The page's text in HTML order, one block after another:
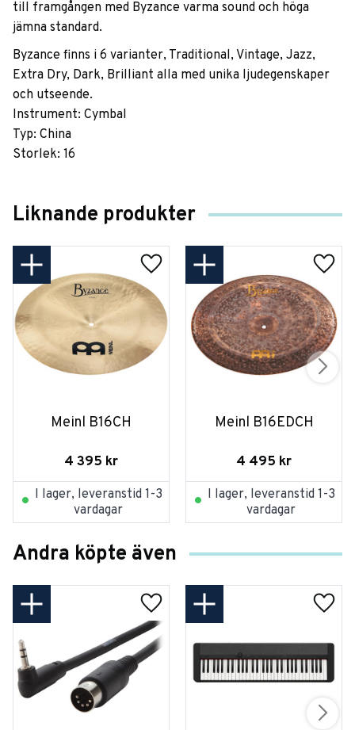
till framgången med Byzance varma sound och höga
jämna standard.
Byzance finns i 6 varianter, Traditional, Vintage, Jazz,
Extra Dry, Dark, Brilliant alla med unika ljudegenskaper
och utseende.
Instrument: Cymbal
Typ: China
Storlek: 16
Liknande produkter
Meinl B16CH
4 395 kr
I lager, leveranstid 1-3
vardagar
Meinl B16EDCH
4 495 kr
I lager, leveranstid 1-3
vardagar
Andra köpte även